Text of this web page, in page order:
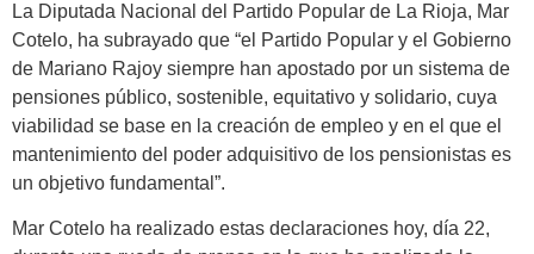
La Diputada Nacional del Partido Popular de La Rioja, Mar
Cotelo, ha subrayado que “el Partido Popular y el Gobierno
de Mariano Rajoy siempre han apostado por un sistema de
pensiones público, sostenible, equitativo y solidario, cuya
viabilidad se base en la creación de empleo y en el que el
mantenimiento del poder adquisitivo de los pensionistas es
un objetivo fundamental”.
Mar Cotelo ha realizado estas declaraciones hoy, día 22,